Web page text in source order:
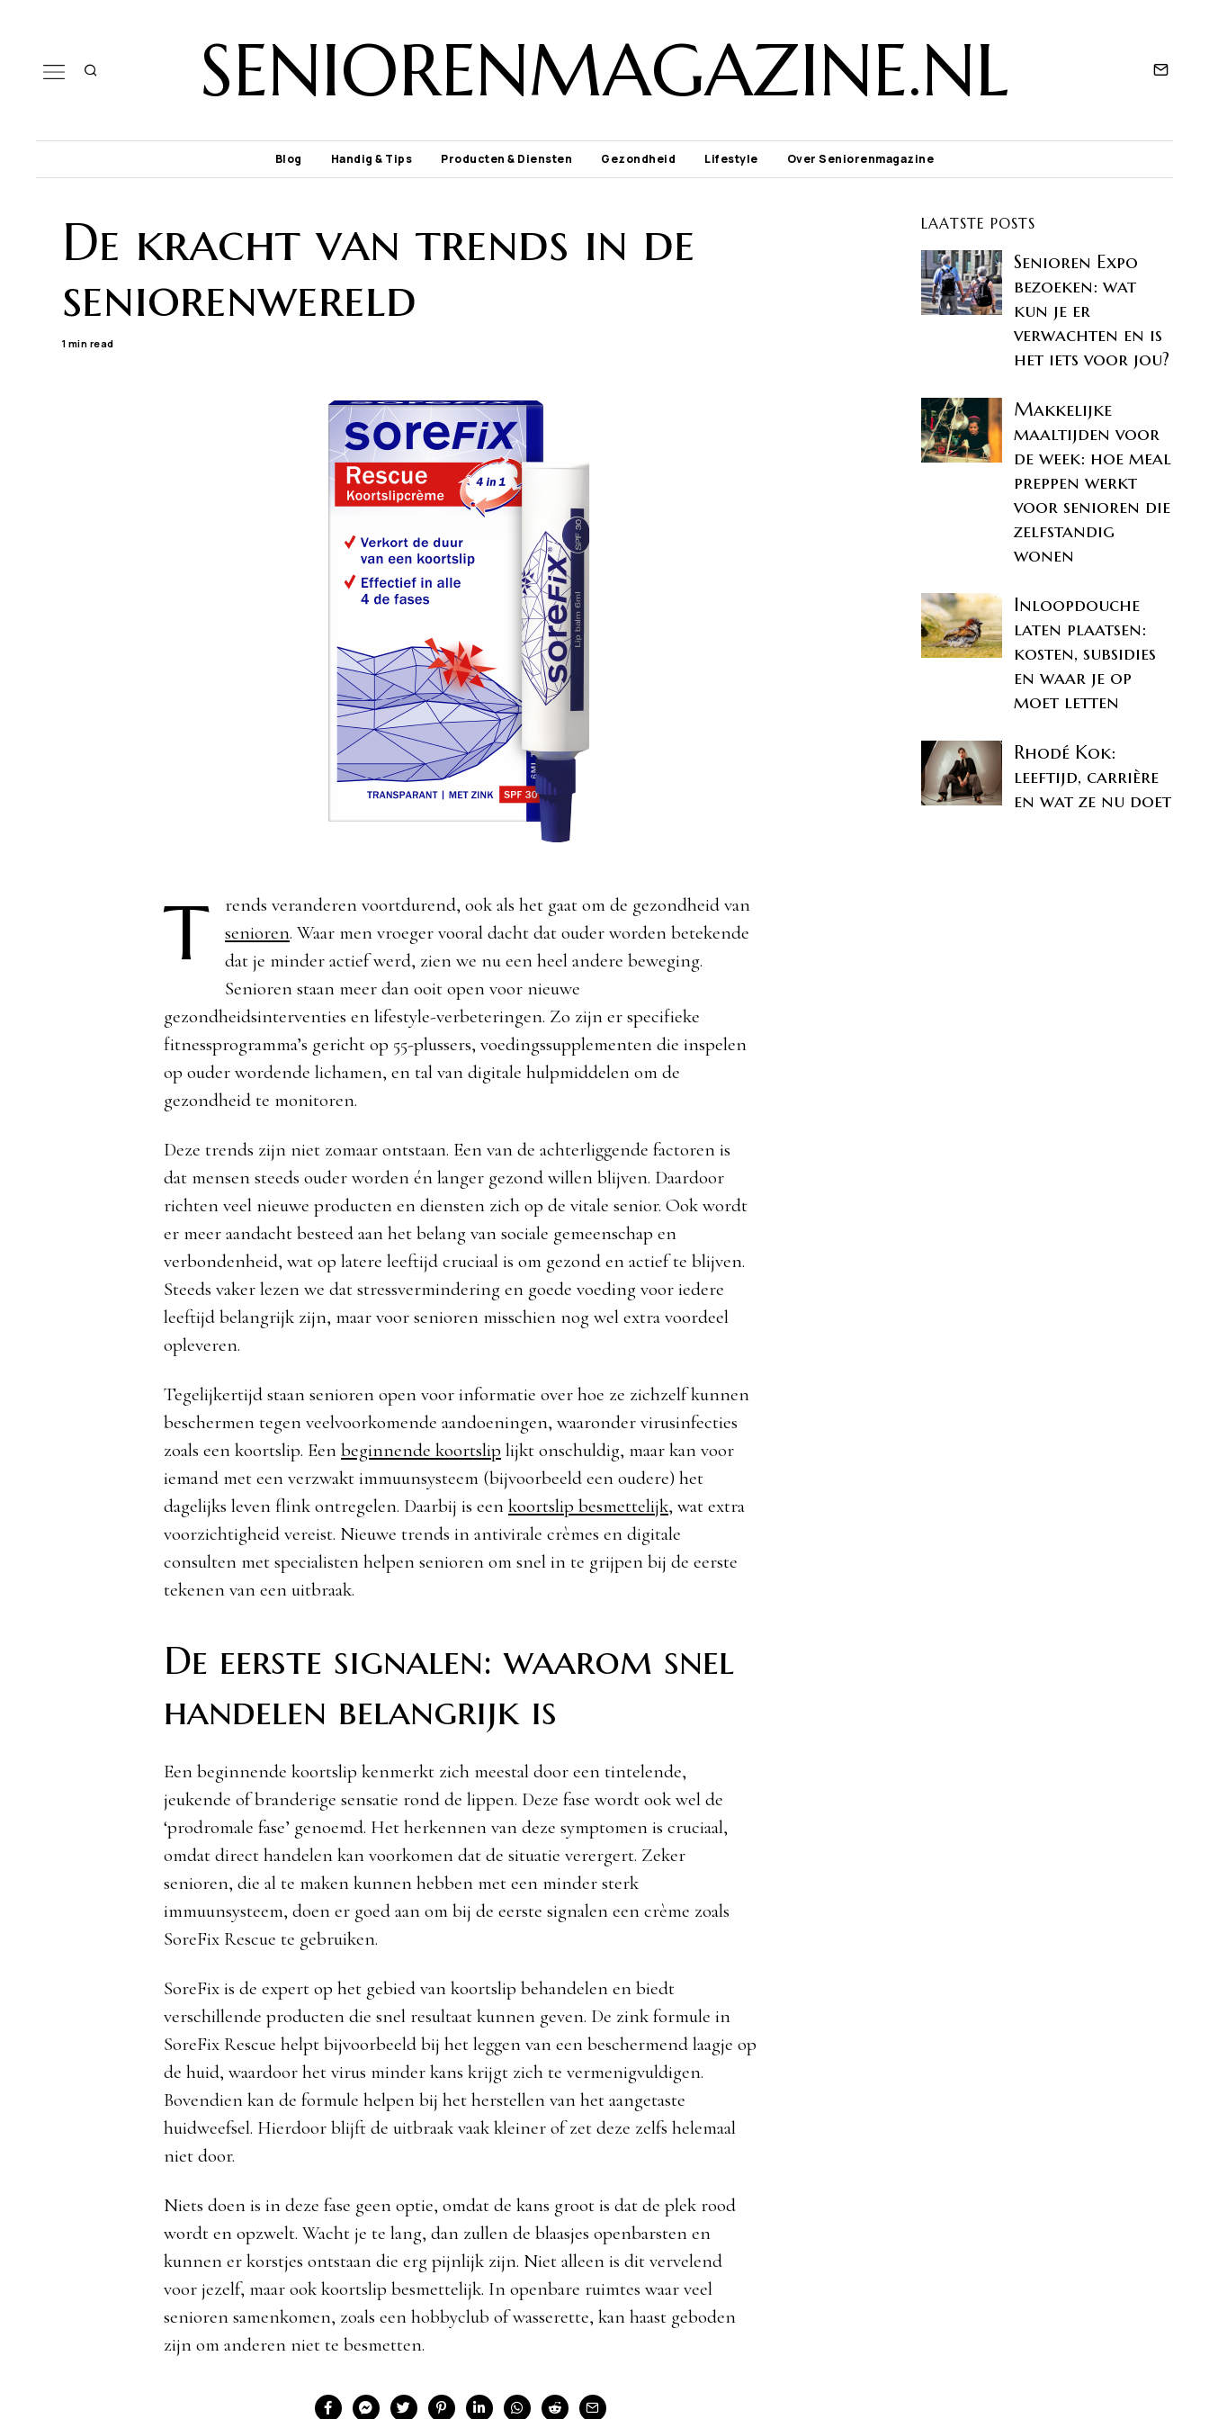
SENIORENMAGAZINE.NL
Blog Handig & Tips Producten & Diensten Gezondheid Lifestyle Over Seniorenmagazine
De kracht van trends in de
seniorenwereld
1 min read
T
rends veranderen voortdurend, ook als het gaat om de gezondheid van
senioren. Waar men vroeger vooral dacht dat ouder worden betekende
dat je minder actief werd, zien we nu een heel andere beweging.
Senioren staan meer dan ooit open voor nieuwe
gezondheidsinterventies en lifestyle-verbeteringen. Zo zijn er specifieke
fitnessprogramma’s gericht op 55-plussers, voedingssupplementen die inspelen
op ouder wordende lichamen, en tal van digitale hulpmiddelen om de
gezondheid te monitoren.
Deze trends zijn niet zomaar ontstaan. Een van de achterliggende factoren is
dat mensen steeds ouder worden én langer gezond willen blijven. Daardoor
richten veel nieuwe producten en diensten zich op de vitale senior. Ook wordt
er meer aandacht besteed aan het belang van sociale gemeenschap en
verbondenheid, wat op latere leeftijd cruciaal is om gezond en actief te blijven.
Steeds vaker lezen we dat stressvermindering en goede voeding voor iedere
leeftijd belangrijk zijn, maar voor senioren misschien nog wel extra voordeel
opleveren.
Tegelijkertijd staan senioren open voor informatie over hoe ze zichzelf kunnen
beschermen tegen veelvoorkomende aandoeningen, waaronder virusinfecties
zoals een koortslip. Een beginnende koortslip lijkt onschuldig, maar kan voor
iemand met een verzwakt immuunsysteem (bijvoorbeeld een oudere) het
dagelijks leven flink ontregelen. Daarbij is een koortslip besmettelijk, wat extra
voorzichtigheid vereist. Nieuwe trends in antivirale crèmes en digitale
consulten met specialisten helpen senioren om snel in te grijpen bij de eerste
tekenen van een uitbraak.
De eerste signalen: waarom snel
handelen belangrijk is
Een beginnende koortslip kenmerkt zich meestal door een tintelende,
jeukende of branderige sensatie rond de lippen. Deze fase wordt ook wel de
‘prodromale fase’ genoemd. Het herkennen van deze symptomen is cruciaal,
omdat direct handelen kan voorkomen dat de situatie verergert. Zeker
senioren, die al te maken kunnen hebben met een minder sterk
immuunsysteem, doen er goed aan om bij de eerste signalen een crème zoals
SoreFix Rescue te gebruiken.
SoreFix is de expert op het gebied van koortslip behandelen en biedt
verschillende producten die snel resultaat kunnen geven. De zink formule in
SoreFix Rescue helpt bijvoorbeeld bij het leggen van een beschermend laagje op
de huid, waardoor het virus minder kans krijgt zich te vermenigvuldigen.
Bovendien kan de formule helpen bij het herstellen van het aangetaste
huidweefsel. Hierdoor blijft de uitbraak vaak kleiner of zet deze zelfs helemaal
niet door.
Niets doen is in deze fase geen optie, omdat de kans groot is dat de plek rood
wordt en opzwelt. Wacht je te lang, dan zullen de blaasjes openbarsten en
kunnen er korstjes ontstaan die erg pijnlijk zijn. Niet alleen is dit vervelend
voor jezelf, maar ook koortslip besmettelijk. In openbare ruimtes waar veel
senioren samenkomen, zoals een hobbyclub of wasserette, kan haast geboden
zijn om anderen niet te besmetten.
LAATSTE POSTS
Senioren Expo
bezoeken: wat
kun je er
verwachten en is
het iets voor jou?
Makkelijke
maaltijden voor
de week: hoe meal
preppen werkt
voor senioren die
zelfstandig
wonen
Inloopdouche
laten plaatsen:
kosten, subsidies
en waar je op
moet letten
Rhodé Kok:
leeftijd, carrière
en wat ze nu doet